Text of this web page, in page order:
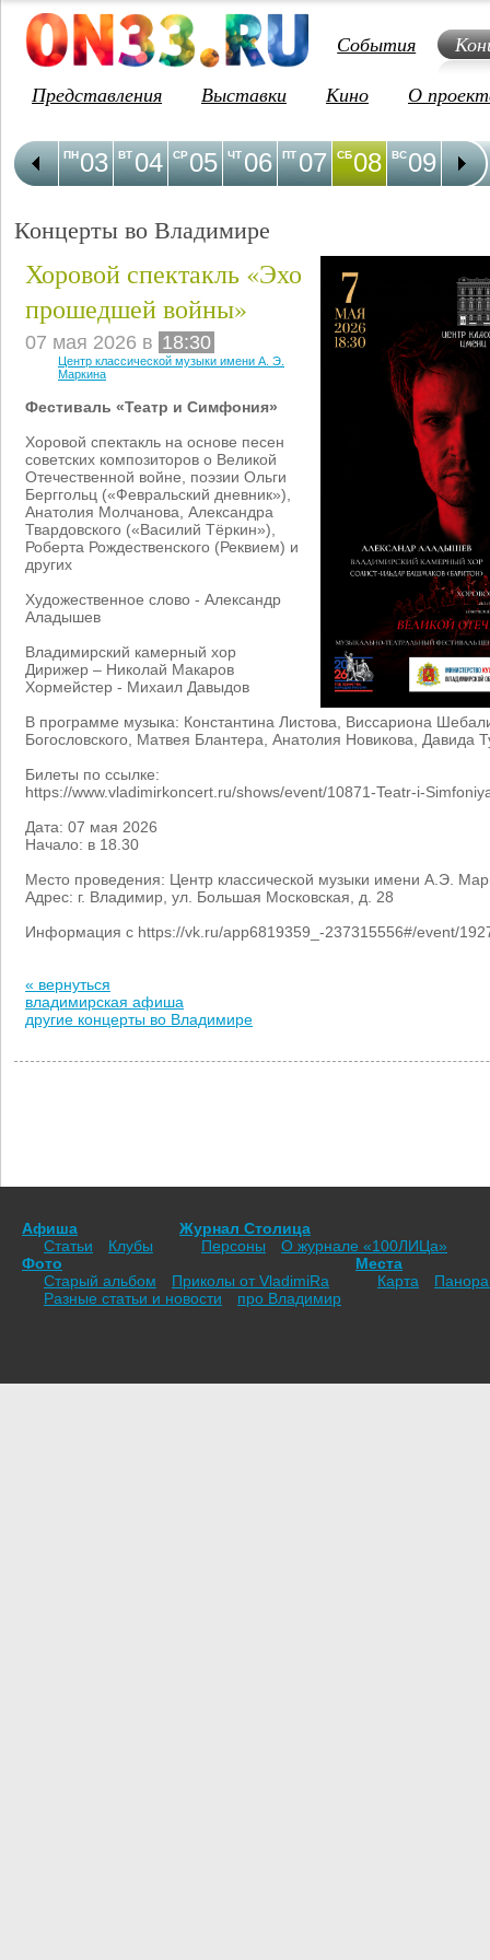
События
Представления
Выставки Кино О
03
ПН 04
ВТ 05
СР 06
ЧТ 07
ПТ 08
СБ 09
ВС 10
ПН
Концерты во Владимире
Хоровой спектакль «Эхо
прошедшей войны»
07 мая 2026 в 18:30
Центр классической музыки имени А. Э.
Маркина
Фестиваль «Театр и Симфония»
Хоровой спектакль на основе песен
советских композиторов о Великой
Отечественной войне, поэзии Ольги
Берггольц («Февральский дневник»),
Анатолия Молчанова, Александра
Твардовского («Василий Тёркин»),
Роберта Рождественского (Реквием) и
других
Художественное слово - Александр
Аладышев
Владимирский камерный хор
Дирижер – Николай Макаров
Хормейстер - Михаил Давыдов
В программе музыка: Константина Листова, Виссариона
Богословского, Матвея Блантера, Анатолия Новикова, Давида
Билеты по ссылке:
https://www.vladimirkoncert.ru/shows/event/10871-Teatr-i-
Дата: 07 мая 2026
Начало: в 18.30
Место проведения: Центр классической музыки имени А.Э.
Адрес: г. Владимир, ул. Большая Московская, д. 28
Информация с https://vk.ru/app6819359_-237315556#/event/
« вернуться
владимирская афиша
другие концерты во Владимире
Афиша
Статьи
Клубы
Журнал Столица
Персоны
О журнале «100ЛИЦа»
Фото
Старый альбом
Приколы от VladimiRа
Места
Карта
Разные статьи и новости
про Владимир